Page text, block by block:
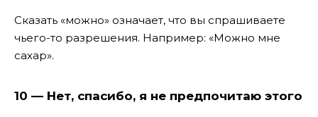
Сказать «можно» означает, что вы спрашиваете
чьего-то разрешения. Например: «Можно мне
сахар».
10 — Нет, спасибо, я не предпочитаю этого